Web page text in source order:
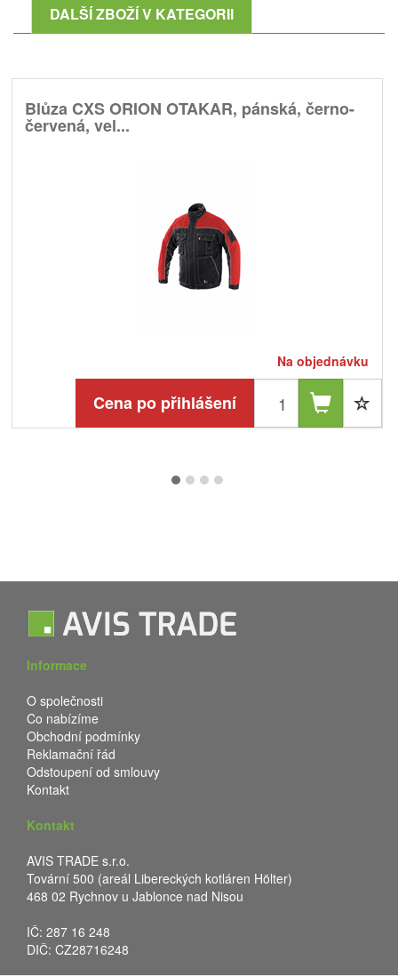
DALŠÍ ZBOŽÍ V KATEGORII
Blůza CXS ORION OTAKAR, pánská, černo-
červená, vel...
Na objednávku
Cena po přihlášení
Informace
O společnosti
Co nabízíme
Obchodní podmínky
Reklamační řád
Odstoupení od smlouvy
Kontakt
Kontakt
AVIS TRADE s.r.o.
Tovární 500 (areál Libereckých kotláren Hölter)
468 02 Rychnov u Jablonce nad Nisou
IČ: 287 16 248
DIČ: CZ28716248